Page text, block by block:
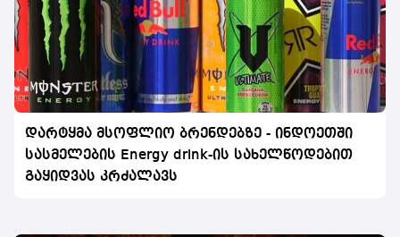
დარტყმა მსოფლიო ბრენდებზე - ინდოეთში
სასმელების Energy drink-ის სახელწოდებით
გაყიდვას კრძალავს